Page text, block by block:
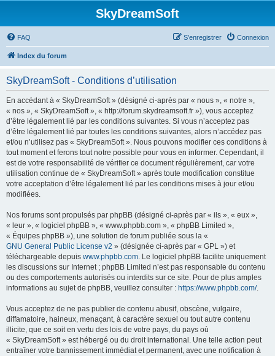
SkyDreamSoft
FAQ Connexion
S’enregistrer
Index du forum
SkyDreamSoft - Conditions d’utilisation
En accédant à « SkyDreamSoft » (désigné ci-après par « nous », « notre »,
« nos », « SkyDreamSoft », « http://forum.skydreamsoft.fr »), vous acceptez
d’être légalement lié par les conditions suivantes. Si vous n’acceptez pas
d’être légalement lié par toutes les conditions suivantes, alors n’accédez pas
et/ou n’utilisez pas « SkyDreamSoft ». Nous pouvons modifier ces conditions à
tout moment et ferons tout notre possible pour vous en informer. Cependant, il
est de votre responsabilité de vérifier ce document régulièrement, car votre
utilisation continue de « SkyDreamSoft » après toute modification constitue
votre acceptation d’être légalement lié par les conditions mises à jour et/ou
modifiées.
Nos forums sont propulsés par phpBB (désigné ci-après par « ils », « eux »,
« leur », « logiciel phpBB », « www.phpbb.com », « phpBB Limited »,
« Équipes phpBB »), une solution de forum publiée sous la «
GNU General Public License v2 » (désignée ci-après par « GPL ») et
téléchargeable depuis www.phpbb.com. Le logiciel phpBB facilite uniquement
les discussions sur Internet ; phpBB Limited n’est pas responsable du contenu
ou des comportements autorisés ou interdits sur ce site. Pour de plus amples
informations au sujet de phpBB, veuillez consulter : https://www.phpbb.com/.
Vous acceptez de ne pas publier de contenu abusif, obscène, vulgaire,
diffamatoire, haineux, menaçant, à caractère sexuel ou tout autre contenu
illicite, que ce soit en vertu des lois de votre pays, du pays où
« SkyDreamSoft » est hébergé ou du droit international. Une telle action peut
entraîner votre bannissement immédiat et permanent, avec une notification à